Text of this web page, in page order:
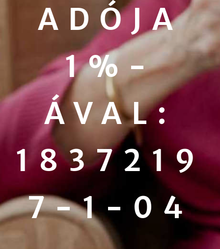
ADÓJA
1%-
ÁVAL:
1837219
7-1-04